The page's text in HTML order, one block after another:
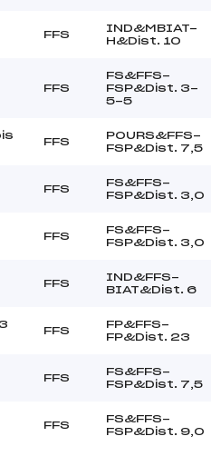
FFS
IND&MBIAT-
H&Dist. 10
FFS
FS&FFS-
FSP&Dist. 3-
5-5
FFS
POURS&FFS-
FSP&Dist. 7,5
FFS
FS&FFS-
FSP&Dist. 3,0
FFS
FS&FFS-
FSP&Dist. 3,0
FFS
IND&FFS-
BIAT&Dist. 6
FFS
FP&FFS-
FP&Dist. 23
FFS
FS&FFS-
FSP&Dist. 7,5
FFS
FS&FFS-
FSP&Dist. 9,0